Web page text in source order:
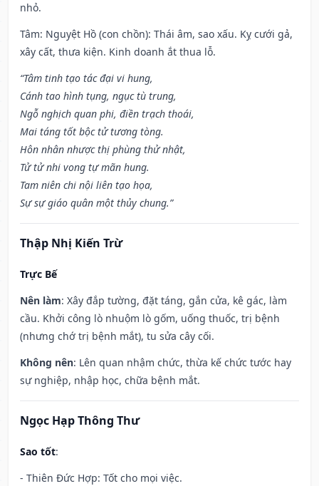
nhỏ.
Tâm: Nguyệt Hồ (con chồn): Thái âm, sao xấu. Kỵ cưới gả,
xây cất, thưa kiện. Kinh doanh ắt thua lỗ.
“Tâm tinh tạo tác đại vi hung,
Cánh tao hình tụng, ngục tù trung,
Ngỗ nghịch quan phi, điền trạch thoái,
Mai táng tốt bộc tử tương tòng.
Hôn nhân nhược thị phùng thử nhật,
Tử tử nhi vong tự mãn hung.
Tam niên chi nội liên tạo họa,
Sự sự giáo quân một thủy chung.”
Thập Nhị Kiến Trừ
Trực Bế
Nên làm: Xây đắp tường, đặt táng, gắn cửa, kê gác, làm
cầu. Khởi công lò nhuộm lò gốm, uống thuốc, trị bệnh
(nhưng chớ trị bệnh mắt), tu sửa cây cối.
Không nên: Lên quan nhậm chức, thừa kế chức tước hay
sự nghiệp, nhập học, chữa bệnh mắt.
Ngọc Hạp Thông Thư
Sao tốt:
- Thiên Đức Hợp: Tốt cho mọi việc.